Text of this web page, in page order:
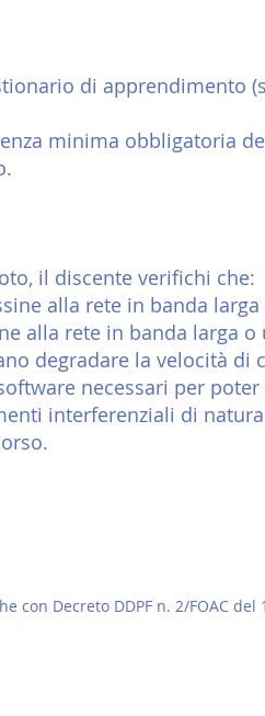
di apprendimento
minima obbligatoria
il discente verifichi che:
alla rete in banda
alla rete in banda larga
degradare la velocità
necessari per
interferenziali di
con Decreto DDPF n. 2/FOAC del